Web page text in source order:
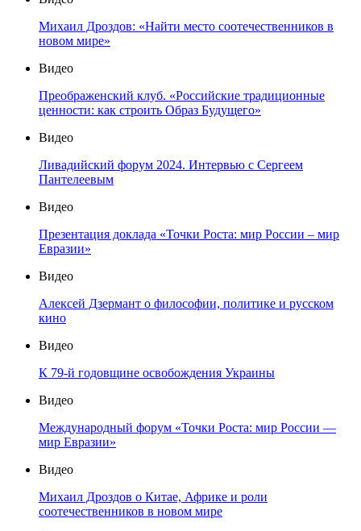
Михаил Дроздов: «Найти место соотечественников в
новом мире»
Видео
Преображенский клуб. «Российские традиционные
ценности: как строить Образ Будущего»
Видео
Ливадийский форум 2024. Интервью с Сергеем
Пантелеевым
Видео
Презентация доклада «Точки Роста: мир России – мир
Евразии»
Видео
Алексей Дзермант о философии, политике и русском
кино
Видео
К 79-й годовщине освобождения Украины
Видео
Международный форум «Точки Роста: мир России —
мир Евразии»
Видео
Михаил Дроздов о Китае, Африке и роли
соотечественников в новом мире